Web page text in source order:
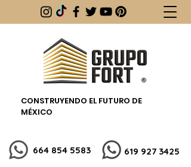
CONSTRUYENDO EL FUTURO DE
MÉXICO
664 854 5583 619 927 3425